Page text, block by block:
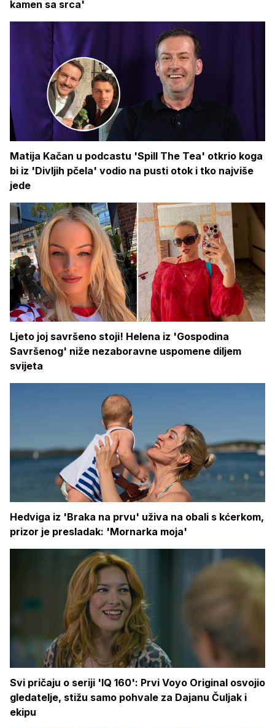
kamen sa srca'
Matija Kačan u podcastu 'Spill The Tea' otkrio koga
bi iz 'Divljih pčela' vodio na pusti otok i tko najviše
jede
Ljeto joj savršeno stoji! Helena iz 'Gospodina
Savršenog' niže nezaboravne uspomene diljem
svijeta
Hedviga iz 'Braka na prvu' uživa na obali s kćerkom,
prizor je presladak: 'Mornarka moja'
Svi pričaju o seriji 'IQ 160': Prvi Voyo Original osvojio
gledatelje, stižu samo pohvale za Dajanu Čuljak i
ekipu